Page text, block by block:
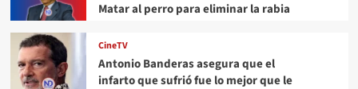
Matar al perro para eliminar la rabia
CineTV
Antonio Banderas asegura que el
infarto que sufrió fue lo mejor que le